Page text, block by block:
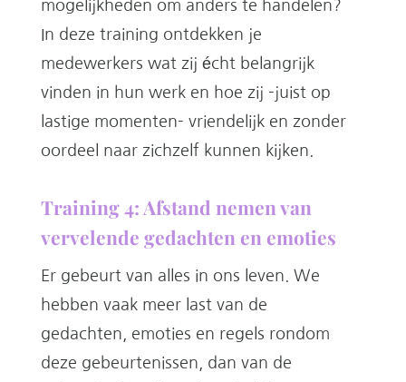
mogelijkheden om anders te handelen?
In deze training ontdekken je
medewerkers wat zij écht belangrijk
vinden in hun werk en hoe zij -juist op
lastige momenten- vriendelijk en zonder
oordeel naar zichzelf kunnen kijken.
Training 4: Afstand nemen van
vervelende gedachten en emoties
Er gebeurt van alles in ons leven. We
hebben vaak meer last van de
gedachten, emoties en regels rondom
deze gebeurtenissen, dan van de